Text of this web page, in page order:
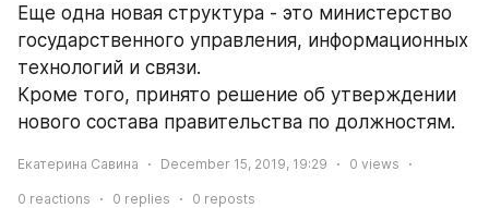
Еще одна новая структура - это министерство
государственного управления, информационных
технологий и связи.
Кроме того, принято решение об утверждении
нового состава правительства по должностям.
Екатерина Савина December 15, 2019, 19:29 0 views
0 reactions 0 replies 0 reposts